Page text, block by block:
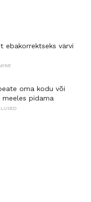
ebakorrektseks värvi
oma kodu või
pidama